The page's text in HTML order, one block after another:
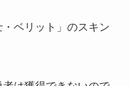
ベリット」のスキン